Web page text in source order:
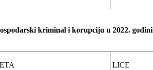
kriminal i korupciju u 2022. godini
LICE